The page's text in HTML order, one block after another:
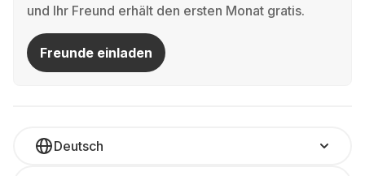
und Ihr Freund erhält den ersten Monat gratis.
Freunde einladen
Deutsch